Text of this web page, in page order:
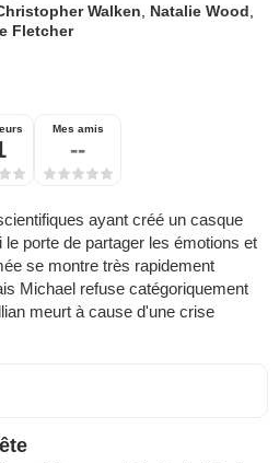
Walken Natalie Wood
Fletcher
Mes amis
--
ayant créé un casque
porte de partager les émotions et
se montre très rapidement
Michael refuse catégoriquement
meurt à cause d'une crise